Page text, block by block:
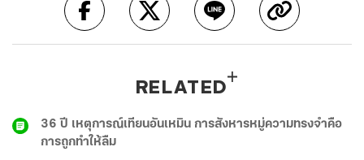
RELATED
36 ปี เหตุการณ์เทียนอันเหมิน การสังหารหมู่ความทรงจำคือ
การถูกทำให้ลืม